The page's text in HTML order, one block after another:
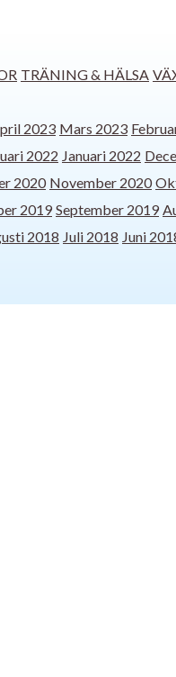
TRÄNING & HÄLSA
2023 Mars 2023
2022 Januari 2022
2020 November 2020
2019 September 2019
2018 Juli 2018 Juni